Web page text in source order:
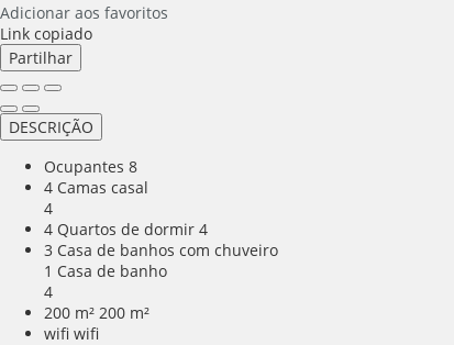
Adicionar aos favoritos
Link copiado
Partilhar
DESCRIÇÃO
Ocupantes 8
4 Camas casal
4
4 Quartos de dormir 4
3 Casa de banhos com chuveiro
1 Casa de banho
4
200 m² 200 m²
wifi wifi